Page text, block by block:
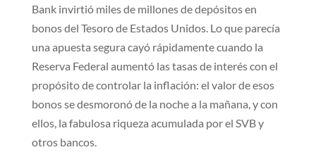
Bank invirtió miles de millones de depósitos en
bonos del Tesoro de Estados Unidos. Lo que parecía
una apuesta segura cayó rápidamente cuando la
Reserva Federal aumentó las tasas de interés con el
propósito de controlar la inflación: el valor de esos
bonos se desmoronó de la noche a la mañana, y con
ellos, la fabulosa riqueza acumulada por el SVB y
otros bancos.